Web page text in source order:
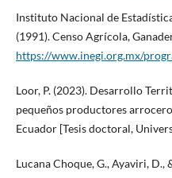
Instituto Nacional de
(1991). Censo Agrícola,
https://www.inegi.org.mx/
Loor, P. (2023). Desarrollo
pequeños productores
Ecuador [Tesis doctoral,
Lucana Choque, G., Ayaviri, D.,